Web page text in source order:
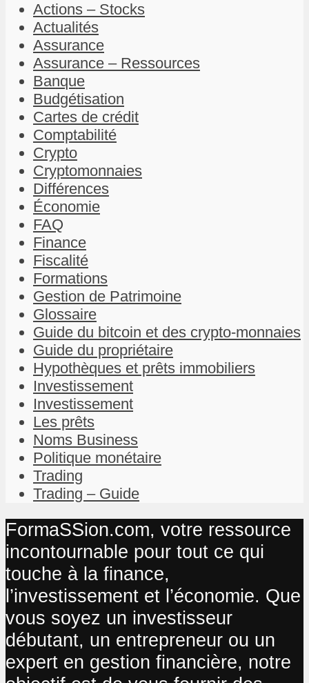
Actions – Stocks
Actualités
Assurance
Assurance – Ressources
Banque
Budgétisation
Cartes de crédit
Comptabilité
Crypto
Cryptomonnaies
Différences
Économie
FAQ
Finance
Fiscalité
Formations
Gestion de Patrimoine
Glossaire
Guide du bitcoin et des crypto-monnaies
Guide du propriétaire
Hypothèques et prêts immobiliers
Investissement
Investissement
Les prêts
Noms Business
Politique monétaire
Trading
Trading – Guide
FormaSSion.com, votre ressource
incontournable pour tout ce qui
touche à la finance,
l’investissement et l’économie. Que
vous soyez un investisseur
débutant, un entrepreneur ou un
expert en gestion financière, notre